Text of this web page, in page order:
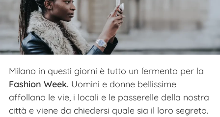
Milano in questi giorni è tutto un fermento per la
Fashion Week. Uomini e donne bellissime
affollano le vie, i locali e le passerelle della nostra
città e viene da chiedersi quale sia il loro segreto.